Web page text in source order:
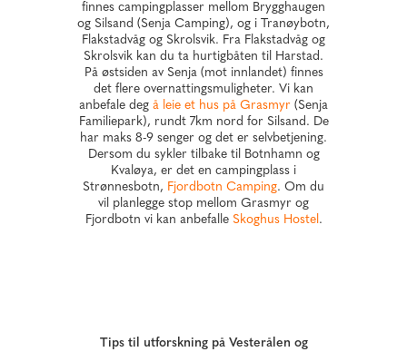
finnes campingplasser mellom Brygghaugen
og Silsand (Senja Camping), og i Tranøybotn,
Flakstadvåg og Skrolsvik. Fra Flakstadvåg og
Skrolsvik kan du ta hurtigbåten til Harstad.
På østsiden av Senja (mot innlandet) finnes
det flere overnattingsmuligheter. Vi kan
anbefale deg å leie et hus på Grasmyr (Senja
Familiepark), rundt 7km nord for Silsand. De
har maks 8-9 senger og det er selvbetjening.
Dersom du sykler tilbake til Botnhamn og
Kvaløya, er det en campingplass i
Strønnesbotn, Fjordbotn Camping. Om du
vil planlegge stop mellom Grasmyr og
Fjordbotn vi kan anbefalle Skoghus Hostel.
Tips til utforskning på Vesterålen og